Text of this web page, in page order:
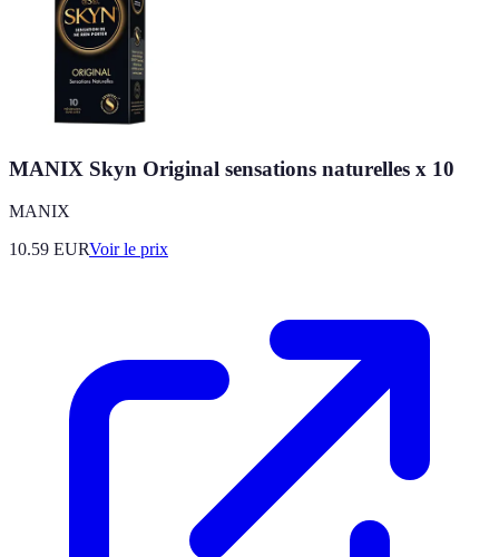
MANIX Skyn Original sensations naturelles x 10
MANIX
10.59 EURVoir le prix